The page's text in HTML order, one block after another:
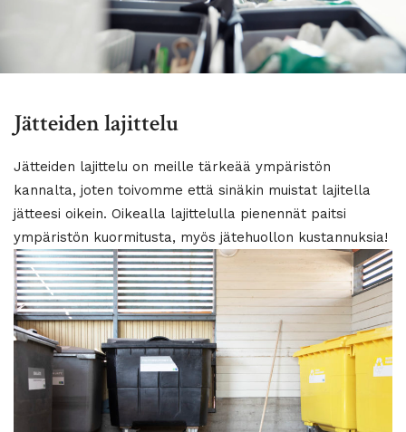
Jätteiden lajittelu
Jätteiden lajittelu on meille tärkeää ympäristön
kannalta, joten toivomme että sinäkin muistat lajitella
jätteesi oikein. Oikealla lajittelulla pienennät paitsi
ympäristön kuormitusta, myös jätehuollon kustannuksia!